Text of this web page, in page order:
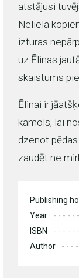
atstājusi
Neliela
izturas
uz Ēlinas
skaistums
Ēlinai ir
kamols, lai
dzenot
zaudēt ne
Publishing
Year
ISBN
Author